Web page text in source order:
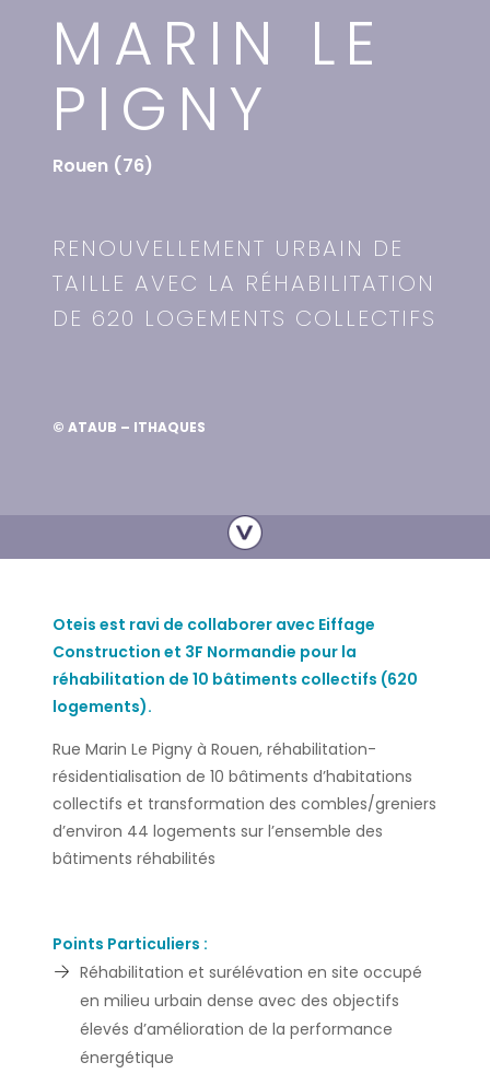
MARIN LE
PIGNY
Rouen (76)
RENOUVELLEMENT URBAIN DE
TAILLE AVEC LA RÉHABILITATION
DE 620 LOGEMENTS COLLECTIFS
© ATAUB – ITHAQUES
Oteis est ravi de collaborer avec Eiffage
Construction et 3F Normandie pour la
réhabilitation de 10 bâtiments collectifs (620
logements).
Rue Marin Le Pigny à Rouen, réhabilitation-
résidentialisation de 10 bâtiments d’habitations
collectifs et transformation des combles/greniers
d’environ 44 logements sur l’ensemble des
bâtiments réhabilités
Points Particuliers :
Réhabilitation et surélévation en site occupé
en milieu urbain dense avec des objectifs
élevés d’amélioration de la performance
énergétique